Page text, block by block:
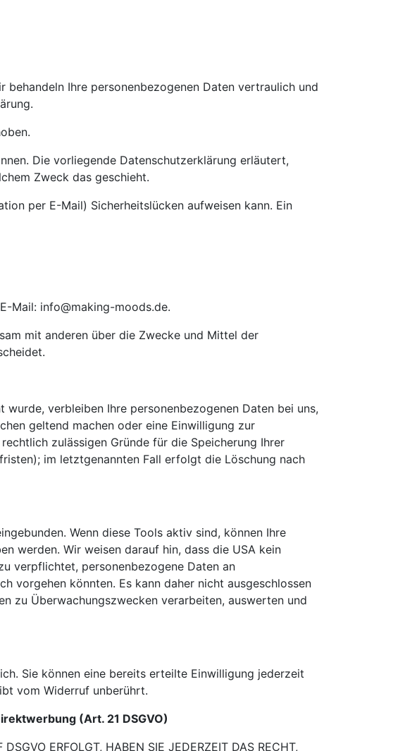
behandeln Ihre personenbezogenen Daten vertraulich und
Die vorliegende Datenschutzerklärung erläutert,
Zweck das geschieht.
per E-Mail) Sicherheitslücken aufweisen kann. Ein
Mail: info@making-moods.de.
mit anderen über die Zwecke und Mittel der
verbleiben Ihre personenbezogenen Daten bei uns,
geltend machen oder eine Einwilligung zur
zulässigen Gründe für die Speicherung Ihrer
im letztgenannten Fall erfolgt die Löschung nach
Wenn diese Tools aktiv sind, können Ihre
werden. Wir weisen darauf hin, dass die USA kein
verpflichtet, personenbezogene Daten an
vorgehen könnten. Es kann daher nicht ausgeschlossen
zu Überwachungszwecken verarbeiten, auswerten und
Sie können eine bereits erteilte Einwilligung jederzeit
vom Widerruf unberührt.
(Art. 21 DSGVO)
DSGVO ERFOLGT, HABEN SIE JEDERZEIT DAS RECHT,